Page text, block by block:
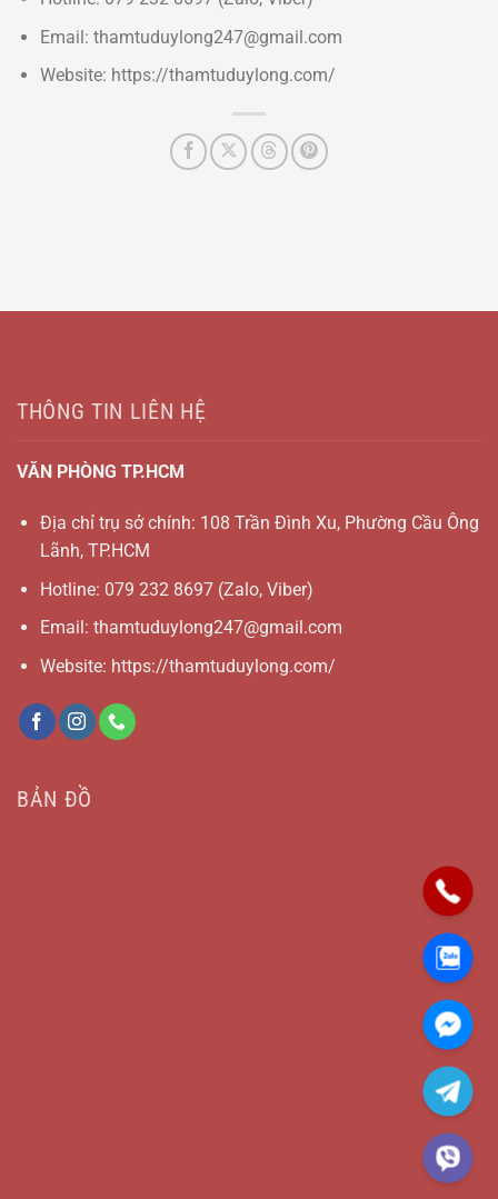
Email: thamtuduylong247@gmail.com
Website: https://thamtuduylong.com/
THÔNG TIN LIÊN HỆ
VĂN PHÒNG TP.HCM
Địa chỉ trụ sở chính: 108 Trần Đình Xu, Phường Cầu Ông
Lãnh, TP.HCM
Hotline: 079 232 8697(Zalo, Viber)
Email: thamtuduylong247@gmail.com
Website: https://thamtuduylong.com/
BẢN ĐỒ